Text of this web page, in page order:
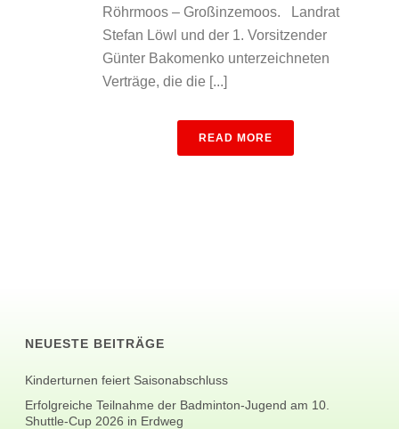
Röhrmoos – Großinzemoos. Landrat
Stefan Löwl und der 1. Vorsitzender
Günter Bakomenko unterzeichneten
Verträge, die die [...]
READ MORE
NEUESTE BEITRÄGE
Kinderturnen feiert Saisonabschluss
Erfolgreiche Teilnahme der Badminton-Jugend am 10.
Shuttle-Cup 2026 in Erdweg